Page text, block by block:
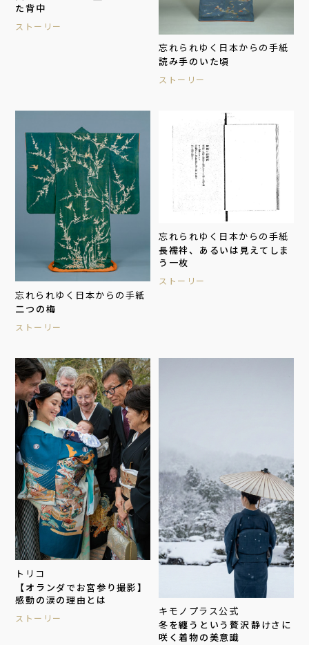
た背中
ストーリー
忘れられゆく日本からの手紙
読み手のいた頃
ストーリー
忘れられゆく日本からの手紙
二つの梅
ストーリー
忘れられゆく日本からの手紙
長襦袢、あるいは見えてしま
う一枚
ストーリー
トリコ
【オランダでお宮参り撮影】
感動の涙の理由とは
ストーリー
キモノプラス公式
冬を纏うという贅沢――静けさに
咲く着物の美意識